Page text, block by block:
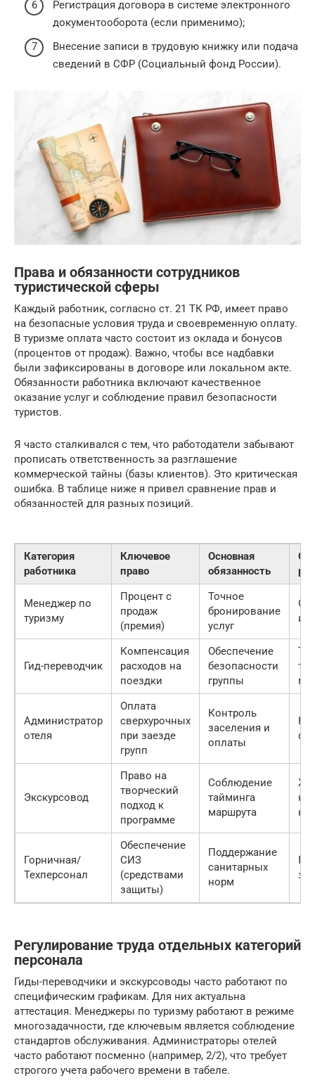
Регистрация договора в системе электронного
документооборота (если применимо);
Внесение записи в трудовую книжку или подача
сведений в СФР (Социальный фонд России).
Права и обязанности сотрудников
туристической сферы
Каждый работник, согласно ст. 21 ТК РФ, имеет право
на безопасные условия труда и своевременную оплату.
В туризме оплата часто состоит из оклада и бонусов
(процентов от продаж). Важно, чтобы все надбавки
были зафиксированы в договоре или локальном акте.
Обязанности работника включают качественное
оказание услуг и соблюдение правил безопасности
туристов.
Я часто сталкивался с тем, что работодатели забывают
прописать ответственность за разглашение
коммерческой тайны (базы клиентов). Это критическая
ошибка. В таблице ниже я привел сравнение прав и
обязанностей для разных позиций.
Категория
работника
Ключевое
право
Основная
обязанность
Менеджер по
туризму
Процент с
продаж
(премия)
Точное
бронирование
услуг
Гид-переводчик
Компенсация
расходов на
поездки
Обеспечение
безопасности
группы
Администратор
отеля
Оплата
сверхурочных
при заезде
групп
Контроль
заселения и
оплаты
Экскурсовод
Право на
творческий
подход к
программе
Соблюдение
тайминга
маршрута
на
Горничная/
Техперсонал
Обеспечение
СИЗ
(средствами
защиты)
Поддержание
санитарных
норм
Регулирование труда отдельных категорий
персонала
Гиды-переводчики и экскурсоводы часто работают по
специфическим графикам. Для них актуальна
аттестация. Менеджеры по туризму работают в режиме
многозадачности, где ключевым является соблюдение
стандартов обслуживания. Администраторы отелей
часто работают посменно (например, 2/2), что требует
строгого учета рабочего времени в табеле.